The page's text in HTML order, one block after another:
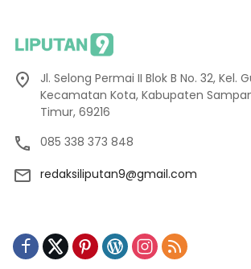
Jl. Selong Permai II Blok B No. 32, Kel.
Kecamatan Kota, Kabupaten
Timur, 69216
085 338 373 848
redaksiliputan9@gmail.com